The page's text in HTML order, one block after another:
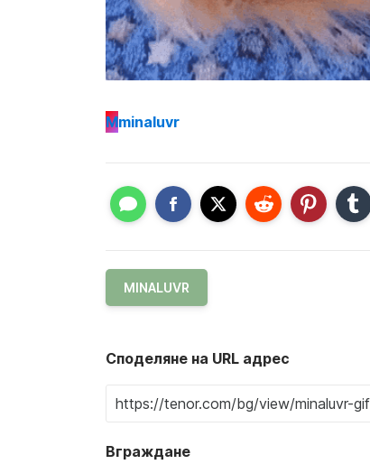
Mminaluvr
MINALUVR
Споделяне на URL адрес
Вграждане